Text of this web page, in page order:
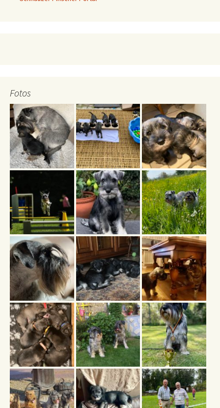
Fotos